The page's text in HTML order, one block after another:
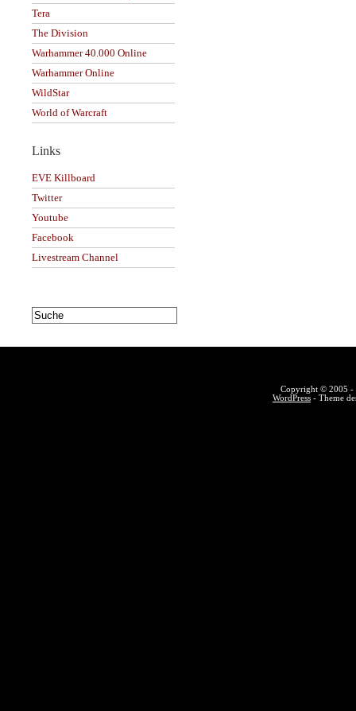
Tera
The Division
Warhammer 40.000 Online
Warhammer Online
WildStar
World of Warcraft
Links
EVE Killboard
Twitter
Youtube
Facebook
Livestream Channel
Copyright © 2005 -
WordPress - Theme